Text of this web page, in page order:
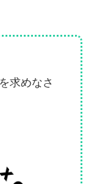
求めなさ